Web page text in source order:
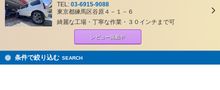
TEL: 03-6915-9088
東京都練馬区谷原４－１－６
綺麗な工場・丁寧な作業・３０インチまで可
レビュー掲載中
条件で絞り込む SEARCH